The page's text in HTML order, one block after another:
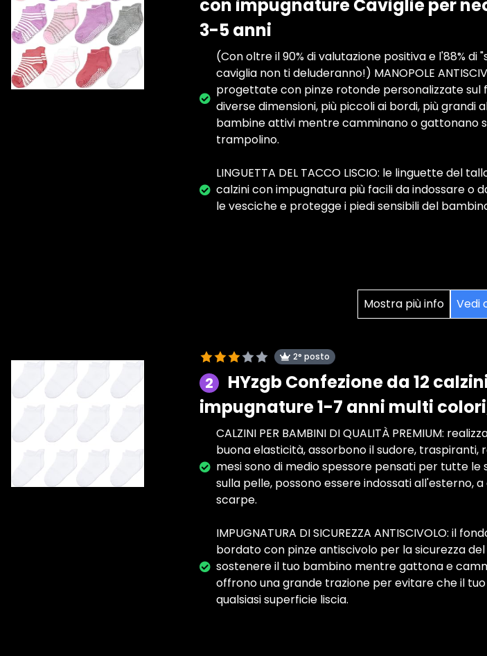
con impugnature Caviglie per
3-5 anni
(Con oltre il 90% di valutazione positiva e l'88%
caviglia non ti deluderanno!) MANOPOLE
progettate con pinze rotonde personalizzate sul
diverse dimensioni, più piccoli ai bordi, più
bambine attivi mentre camminano o gattonano
trampolino.
LINGUETTA DEL TACCO LISCIO: le linguette del
calzini con impugnatura più facili da indossare o
le vesciche e protegge i piedi sensibili del
Mostra più info Vedi
2° posto
2
HYzgb Confezione da 12
impugnature 1-7 anni multi
CALZINI PER BAMBINI DI QUALITÀ PREMIUM:
buona elasticità, assorbono il sudore,
mesi sono di medio spessore pensati per tutte le
sulla pelle, possono essere indossati all'esterno,
scarpe.
IMPUGNATURA DI SICUREZZA ANTISCIVOLO: il
bordato con pinze antiscivolo per la sicurezza
sostenere il tuo bambino mentre gattona e
offrono una grande trazione per evitare che il
qualsiasi superficie liscia.